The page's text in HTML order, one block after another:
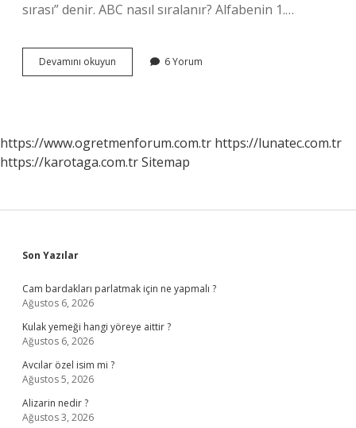
sırası” denir. ABC nasıl sıralanır? Alfabenin 1.…
Devamını okuyun Kelimeleri
Alfabetik
Olur
6 Yorum
https://www.ogretmenforum.com.tr https://lunatec.com.tr
https://karotaga.com.trSitemap
Sidebar
Son Yazılar
Cam bardakları parlatmak için ne yapmalı ?
Ağustos 6, 2026
Kulak yemeği hangi yöreye aittir ?
Ağustos 6, 2026
Avcılar özel isim mi ?
Ağustos 5, 2026
Alizarin nedir ?
Ağustos 3, 2026